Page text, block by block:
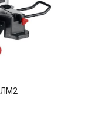
ЛМ2